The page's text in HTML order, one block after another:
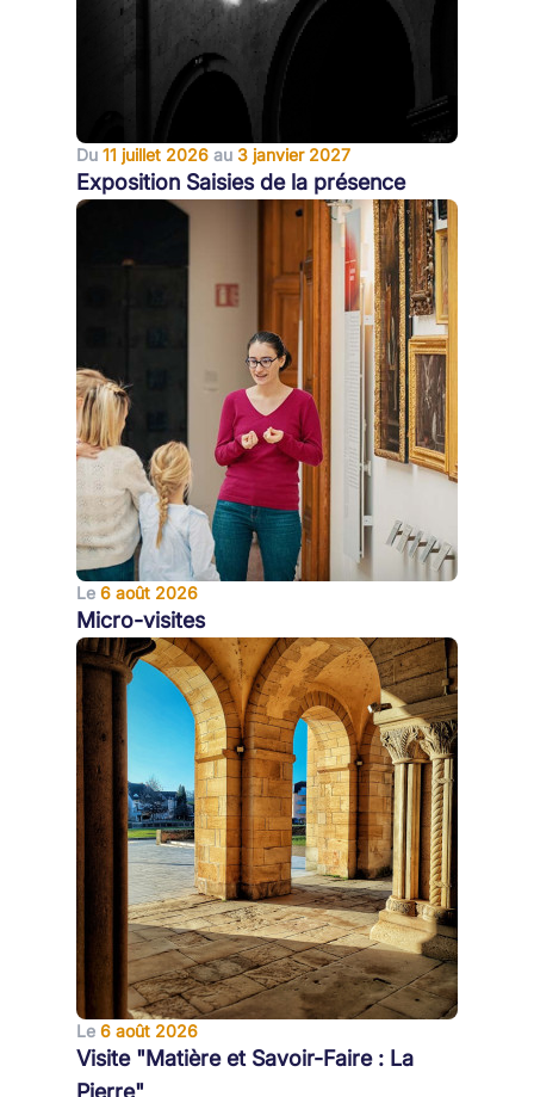
Du 11 juillet 2026 au 3 janvier 2027
Exposition Saisies de la présence
Le 6 août 2026
Micro-visites
Le 6 août 2026
Visite "Matière et Savoir-Faire : La
Pierre"